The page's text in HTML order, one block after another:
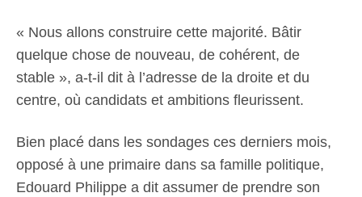
« Nous allons construire cette majorité. Bâtir
quelque chose de nouveau, de cohérent, de
stable », a-t-il dit à l’adresse de la droite et du
centre, où candidats et ambitions fleurissent.
Bien placé dans les sondages ces derniers mois,
opposé à une primaire dans sa famille politique,
Edouard Philippe a dit assumer de prendre son